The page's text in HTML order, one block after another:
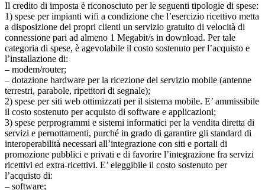
Il credito di imposta è riconosciuto per le seguenti tipologie di spese:
1) spese per impianti wifi a condizione che l’esercizio ricettivo metta
a disposizione dei propri clienti un servizio gratuito di velocità di
connessione pari ad almeno 1 Megabit/s in download. Per tale
categoria di spese, è agevolabile il costo sostenuto per l’acquisto e
l’installazione di:
– modem/router;
– dotazione hardware per la ricezione del servizio mobile (antenne
terrestri, parabole, ripetitori di segnale);
2) spese per siti web ottimizzati per il sistema mobile. E’ ammissibile
il costo sostenuto per acquisto di software e applicazioni;
3) spese perprogrammi e sistemi informatici per la vendita diretta di
servizi e pernottamenti, purché in grado di garantire gli standard di
interoperabilità necessari all’integrazione con siti e portali di
promozione pubblici e privati e di favorire l’integrazione fra servizi
ricettivi ed extra-ricettivi. E’ eleggibile il costo sostenuto per
l’acquisto di:
– software;